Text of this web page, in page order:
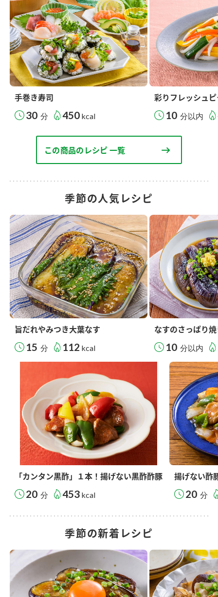
手巻き寿司
30 分 450 kcal
彩りフレッシュ
10 分以内
この商品のレシピ 一覧
季節の人気レシピ
旨だれやみつき大葉なす
15 分 112 kcal
なすのさっぱり
10 分以内
「カンタン黒酢」１本！揚げない黒酢酢豚
20 分 453 kcal
揚げない酢
20 分
季節の新着レシピ